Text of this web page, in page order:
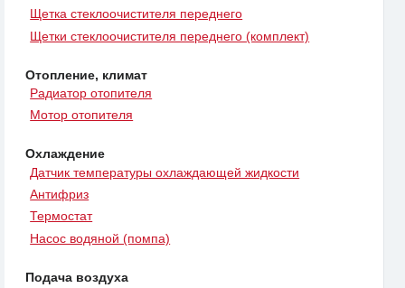
Щетка стеклоочистителя переднего
Щетки стеклоочистителя переднего (комплект)
Отопление, климат
Радиатор отопителя
Мотор отопителя
Охлаждение
Датчик температуры охлаждающей жидкости
Антифриз
Термостат
Насос водяной (помпа)
Подача воздуха